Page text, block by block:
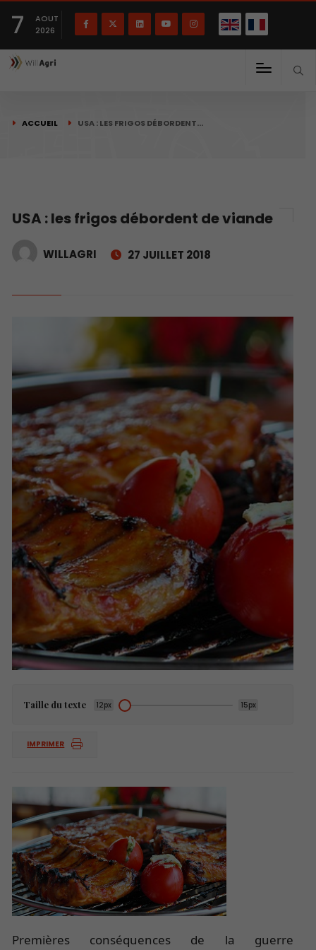
7
AOUT
2026
ACCUEIL USA : LES FRIGOS DÉBORDENT…
USA : les frigos débordent de viande
WILLAGRI 27 JUILLET 2018
Taille du texte 12px 15px
IMPRIMER
Premières conséquences de la guerre
Français English(English)